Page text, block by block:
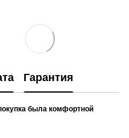
Гарантия
была комфортной